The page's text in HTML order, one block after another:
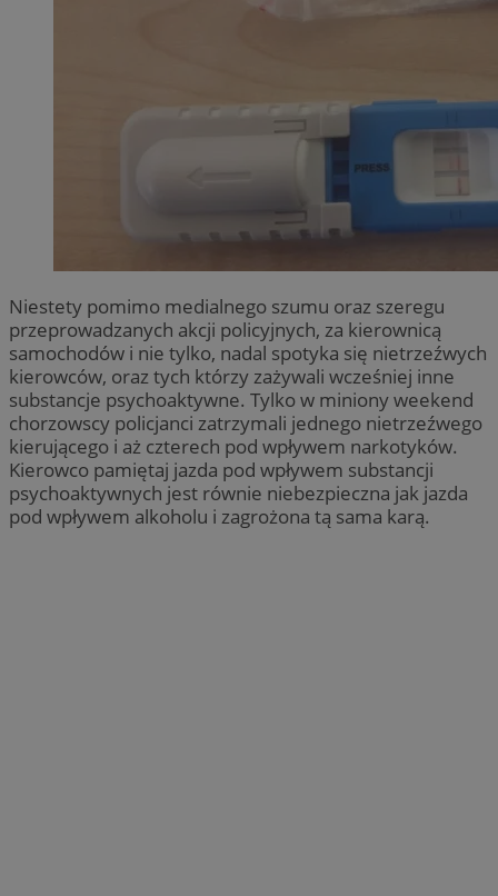
Niestety pomimo medialnego szumu oraz szeregu
przeprowadzanych akcji policyjnych, za kierownicą
samochodów i nie tylko, nadal spotyka się nietrzeźwych
kierowców, oraz tych którzy zażywali wcześniej inne
substancje psychoaktywne. Tylko w miniony weekend
chorzowscy policjanci zatrzymali jednego nietrzeźwego
kierującego i aż czterech pod wpływem narkotyków.
Kierowco pamiętaj jazda pod wpływem substancji
psychoaktywnych jest równie niebezpieczna jak jazda
pod wpływem alkoholu i zagrożona tą sama karą.